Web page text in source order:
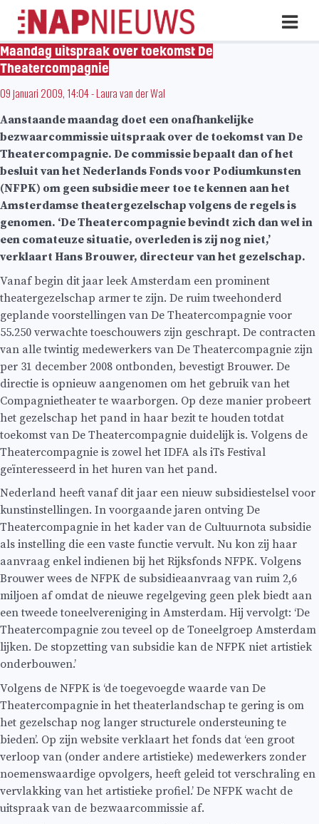
Skip
naar
inhoud
Maandag uitspraak over toekomst De
Theatercompagnie
09 januari 2009, 14:04-Laura van der Wal
Aanstaande maandag doet een onafhankelijke
bezwaarcommissie uitspraak over de toekomst van De
Theatercompagnie. De commissie bepaalt dan of het
besluit van het Nederlands Fonds voor Podiumkunsten
(NFPK) om geen subsidie meer toe te kennen aan het
Amsterdamse theatergezelschap volgens de regels is
genomen. ‘De Theatercompagnie bevindt zich dan wel in
een comateuze situatie, overleden is zij nog niet,’
verklaart Hans Brouwer, directeur van het gezelschap.
Vanaf begin dit jaar leek Amsterdam een prominent
theatergezelschap armer te zijn. De ruim tweehonderd
geplande voorstellingen van De Theatercompagnie voor
55.250 verwachte toeschouwers zijn geschrapt. De contracten
van alle twintig medewerkers van De Theatercompagnie zijn
per 31 december 2008 ontbonden, bevestigt Brouwer. De
directie is opnieuw aangenomen om het gebruik van het
Compagnietheater te waarborgen. Op deze manier probeert
het gezelschap het pand in haar bezit te houden totdat
toekomst van De Theatercompagnie duidelijk is. Volgens de
Theatercompagnie is zowel het IDFA als iTs Festival
geïnteresseerd in het huren van het pand.
Nederland heeft vanaf dit jaar een nieuw subsidiestelsel voor
kunstinstellingen. In voorgaande jaren ontving De
Theatercompagnie in het kader van de Cultuurnota subsidie
als instelling die een vaste functie vervult. Nu kon zij haar
aanvraag enkel indienen bij het Rijksfonds NFPK. Volgens
Brouwer wees de NFPK de subsidieaanvraag van ruim 2,6
miljoen af omdat de nieuwe regelgeving geen plek biedt aan
een tweede toneelvereniging in Amsterdam. Hij vervolgt: ‘De
Theatercompagnie zou teveel op de Toneelgroep Amsterdam
lijken. De stopzetting van subsidie kan de NFPK niet artistiek
onderbouwen.’
Volgens de NFPK is ‘de toegevoegde waarde van De
Theatercompagnie in het theaterlandschap te gering is om
het gezelschap nog langer structurele ondersteuning te
bieden’. Op zijn website verklaart het fonds dat ‘een groot
verloop van (onder andere artistieke) medewerkers zonder
noemenswaardige opvolgers, heeft geleid tot verschraling en
vervlakking van het artistieke profiel.’ De NFPK wacht de
uitspraak van de bezwaarcommissie af.